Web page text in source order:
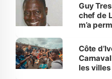
Guy
chef de
m’a
Côte d’Ivoire .
les